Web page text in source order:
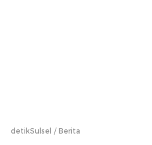
detikSulsel Berita